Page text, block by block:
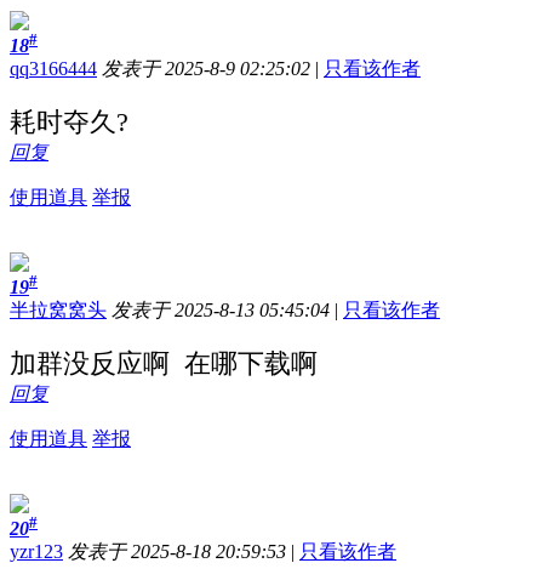
18#
qq3166444 发表于 2025-8-9 02:25:02 | 只看该作者
耗时夺久?
回复
使用道具 举报
19#
半拉窝窝头 发表于 2025-8-13 05:45:04 | 只看该作者
加群没反应啊 在哪下载啊
回复
使用道具 举报
20#
yzr123 发表于 2025-8-18 20:59:53 | 只看该作者